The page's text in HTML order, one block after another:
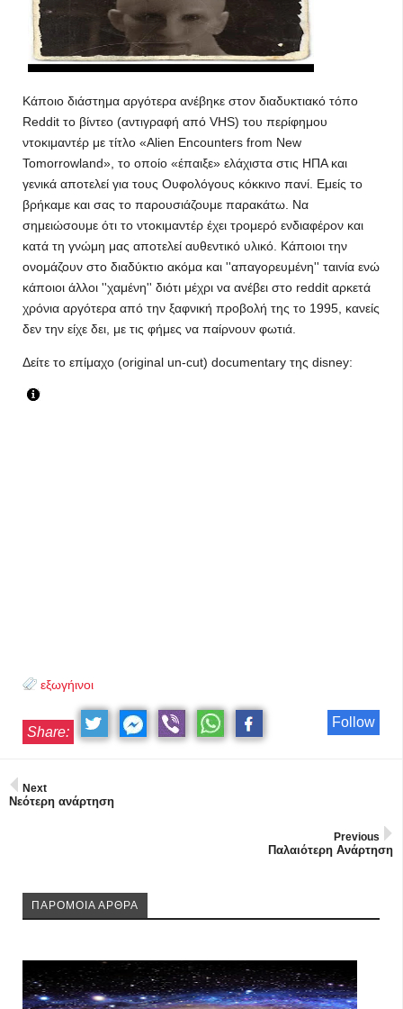
Κάποιο διάστημα αργότερα ανέβηκε στον διαδυκτιακό τόπο
Reddit το βίντεο (αντιγραφή από VHS) του περίφημου
ντοκιμαντέρ με τίτλο «Alien Encounters from New
Tomorrowland», το οποίο «έπαιξε» ελάχιστα στις ΗΠΑ και
γενικά αποτελεί για τους Ουφολόγους κόκκινο πανί. Εμείς το
βρήκαμε και σας το παρουσιάζουμε παρακάτω. Να
σημειώσουμε ότι το ντοκιμαντέρ έχει τρομερό ενδιαφέρον και
κατά τη γνώμη μας αποτελεί αυθεντικό υλικό. Κάποιοι την
ονομάζουν στο διαδύκτιο ακόμα και ''απαγορευμένη'' ταινία ενώ
κάποιοι άλλοι ''χαμένη'' διότι μέχρι να ανέβει στο reddit αρκετά
χρόνια αργότερα από την ξαφνική προβολή της το 1995, κανείς
δεν την είχε δει, με τις φήμες να παίρνουν φωτιά.
Δείτε το επίμαχο (original un-cut) documentary της disney:
εξωγήινοι
Follow
Share:
Next
Νεότερη ανάρτηση
Previous
Παλαιότερη Ανάρτηση
ΠΑΡΟΜΟΙΑ ΑΡΘΡΑ